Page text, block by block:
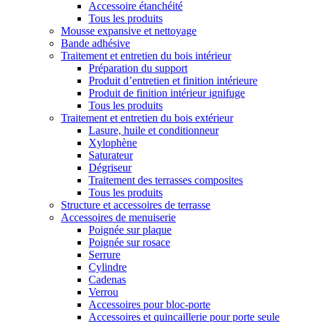
Accessoire étanchéité
Tous les produits
Mousse expansive et nettoyage
Bande adhésive
Traitement et entretien du bois intérieur
Préparation du support
Produit d’entretien et finition intérieure
Produit de finition intérieur ignifuge
Tous les produits
Traitement et entretien du bois extérieur
Lasure, huile et conditionneur
Xylophène
Saturateur
Dégriseur
Traitement des terrasses composites
Tous les produits
Structure et accessoires de terrasse
Accessoires de menuiserie
Poignée sur plaque
Poignée sur rosace
Serrure
Cylindre
Cadenas
Verrou
Accessoires pour bloc-porte
Accessoires et quincaillerie pour porte seule